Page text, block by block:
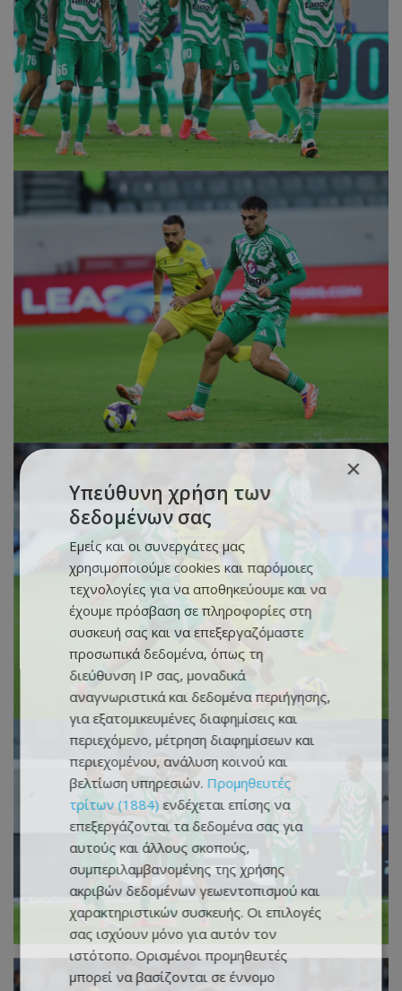
×
Υπεύθυνη χρήση των
δεδομένων σας
Εμείς και οι συνεργάτες μας
χρησιμοποιούμε cookies και παρόμοιες
τεχνολογίες για να αποθηκεύουμε και να
έχουμε πρόσβαση σε πληροφορίες στη
συσκευή σας και να επεξεργαζόμαστε
προσωπικά δεδομένα, όπως τη
διεύθυνση IP σας, μοναδικά
αναγνωριστικά και δεδομένα περιήγησης,
για εξατομικευμένες διαφημίσεις και
περιεχόμενο, μέτρηση διαφημίσεων και
περιεχομένου, ανάλυση κοινού και
βελτίωση υπηρεσιών. Προμηθευτές
τρίτων (1884) ενδέχεται επίσης να
επεξεργάζονται τα δεδομένα σας για
αυτούς και άλλους σκοπούς,
συμπεριλαμβανομένης της χρήσης
ακριβών δεδομένων γεωεντοπισμού και
χαρακτηριστικών συσκευής. Οι επιλογές
σας ισχύουν μόνο για αυτόν τον
ιστότοπο. Ορισμένοι προμηθευτές
μπορεί να βασίζονται σε έννομο